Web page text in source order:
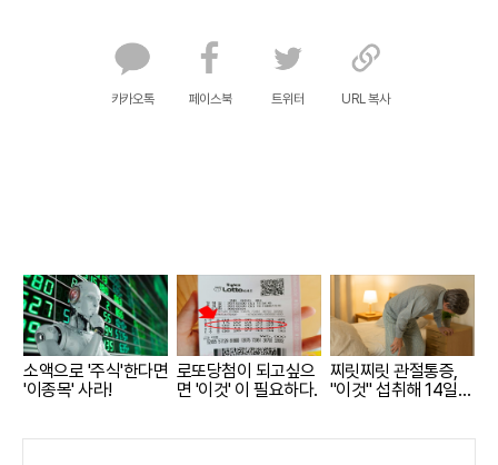
카카오톡 페이스북 트위터 URL 복사
소액으로 '주식'한다면
'이종목' 사라!
로또당첨이 되고싶으
면 '이것' 이 필요하다.
찌릿찌릿 관절통증,
"이것" 섭취해 14일만